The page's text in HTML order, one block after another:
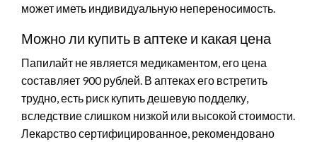
может иметь индивидуальную непереносимость.
Можно ли купить в аптеке и какая цена
Папилайт не является медикаментом, его цена
составляет 900 рублей. В аптеках его встретить
трудно, есть риск купить дешевую подделку,
вследствие слишком низкой или высокой стоимости.
Лекарство сертифицированное, рекомендовано